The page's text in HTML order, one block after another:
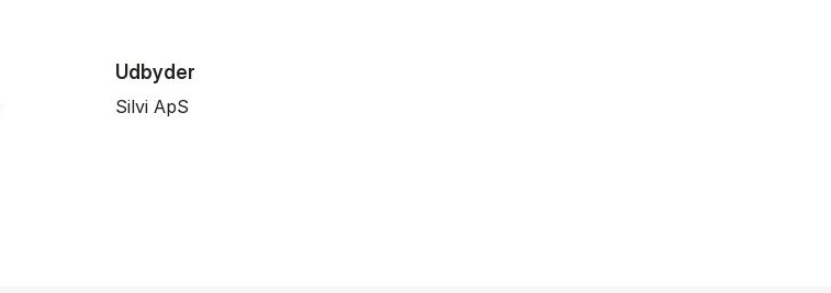
Udbyder
Silvi ApS